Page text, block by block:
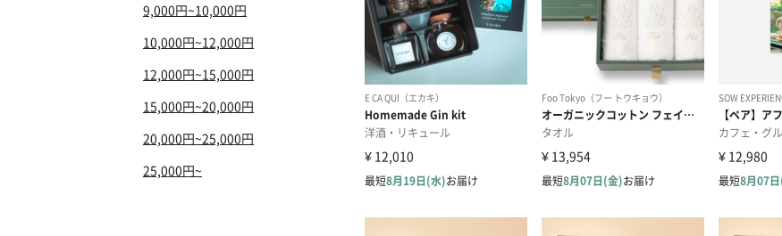
9,000円~10,000円
10,000円~12,000円
12,000円~15,000円
15,000円~20,000円
20,000円~25,000円
25,000円~